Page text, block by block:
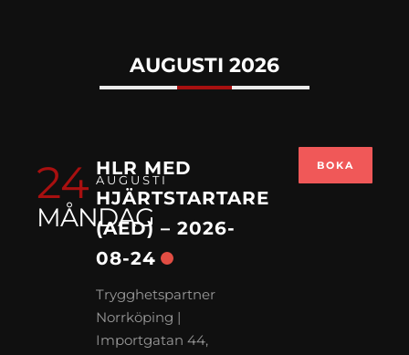
AUGUSTI 2026
24 AUGUSTI
MÅNDAG
HLR MED
HJÄRTSTARTARE
(AED) – 2026-
08-24
Trygghetspartner
Norrköping |
Importgatan 44,
BOKA